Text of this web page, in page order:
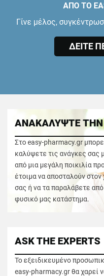
ΑΠΟ ΤΟ
Γίνε μέλος,
ΔΕΙΤΕ
ΑΝΑΚΑΛΥΨΤΕ
Στο easy-pharmacy.gr
καλύψετε τις ανάγκες σας
από μια μεγάλη ποικιλία
έτοιμα να αποσταλούν
σας ή να τα παραλάβετε
φυσικό μας κατάστημα.
ASK THE EXPERTS
Το εξειδικευμένο
easy-pharmacy.gr θα χαρεί